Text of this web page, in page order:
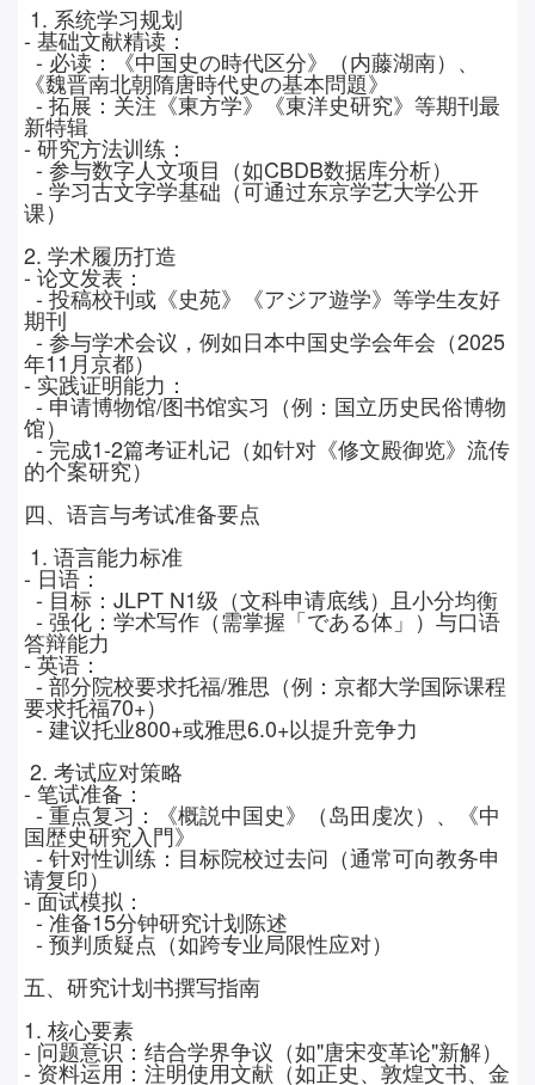
1. 系统学习规划
- 基础文献精读：
-必读：《中国史の時代区分》（内藤湖南）、
《魏晋南北朝隋唐時代史の基本問題》
-拓展：关注《東方学》《東洋史研究》等期刊最
新特辑
-研究方法训练：
-参与数字人文项目（如CBDB数据库分析）
- 学习古文字学基础（可通过东京学艺大学公开
课）
2. 学术履历打造
- 论文发表：
-投稿校刊或《史苑》《アジア遊学》等学生友好
期刊
-参与学术会议，例如日本中国史学会年会（2025
年11 月京都）
-实践证明能力：
-申请博物馆/图书馆实习（例：国立历史民俗博物
馆）
-完成1-2篇考证札记（如针对《修文殿御览》流传
的个案研究）
四、语言与考试准备要点
1. 语言能力标准
- 日语：
- 目标： JLPT N1级（文科申请底线）且小分均衡
- 强化：学术写作（需掌握「である体」）与口语
答辩能力
-英语：
-部分院校要求托福/雅思（例：京都大学国际课程
要求托福70+）
-建议托业800+或雅思6.0+以提升竞争力
2. 考试应对策略
- 笔试准备：
-重点复习：《概説中国史》（岛田虔次）、《中
国歴史研究入門》
-针对性训练：目标院校过去问（通常可向教务申
请复印）
-面试模拟：
-准备15分钟研究计划陈述
- 预判质疑点（如跨专业局限性应对）
五、研究计划书撰写指南
1. 核心要素
- 问题意识：结合学界争议（如"唐宋变革论"新解）
- 资料运用：注明使用文献（如正史、敦煌文书、金